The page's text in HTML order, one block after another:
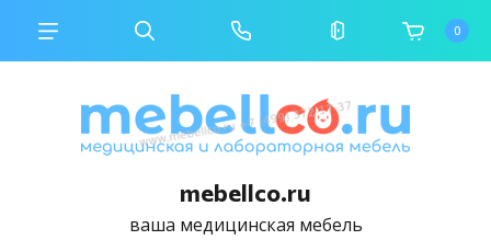
mebellco.ru
ваша медицинская мебель
0